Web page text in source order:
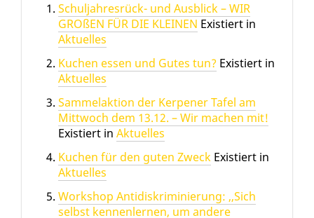
Schuljahresrück- und Ausblick – WIR
GROßEN FÜR DIE KLEINEN Existiert in
Aktuelles
Kuchen essen und Gutes tun? Existiert in
Aktuelles
Sammelaktion der Kerpener Tafel am
Mittwoch dem 13.12. – Wir machen mit!
Existiert in Aktuelles
Kuchen für den guten Zweck Existiert in
Aktuelles
Workshop Antidiskriminierung: ,,Sich
selbst kennenlernen, um andere